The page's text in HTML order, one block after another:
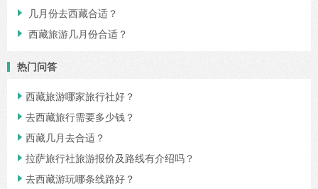
 几月份去西藏合适？
 西藏旅游几月份合适？
热门问答
 西藏旅游哪家旅行社好？
 去西藏旅行需要多少钱？
 西藏几月去合适？
 拉萨旅行社旅游报价及路线有介绍吗？
 去西藏游玩哪条线路好？